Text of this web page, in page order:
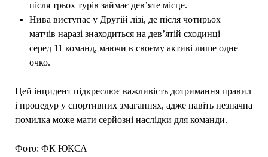
після трьох турів займає дев’яте місце.
Нива виступає у Другій лізі, де після чотирьох
матчів наразі знаходиться на дев’ятій сходинці
серед 11 команд, маючи в своєму активі лише одне
очко.
Цей інцидент підкреслює важливість дотримання правил
і процедур у спортивних змаганнях, адже навіть незначна
помилка може мати серйозні наслідки для команди.
Фото: ФК ЮКСА